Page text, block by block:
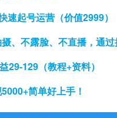
起号运营（价值2999）
、不露脸、不直播，通
29-129（教程+资料）
简单好上手！